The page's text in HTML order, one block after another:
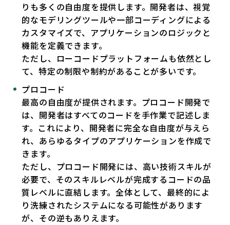
りも多くの自由度を提供します。開発者は、視覚
的なモデリングツールや一部コーディングによる
カスタマイズで、アプリケーションのロジックと
機能を定義できます。
ただし、ローコードプラットフォームも依然とし
て、特定の制限や制約があることが多いです。
プロコード
最高の自由度が提供されます。プロコード開発で
は、開発者はすべてのコードを手作業で記述しま
す。これにより、開発者に完全な自由度が与えら
れ、あらゆるタイプのアプリケーションを作成で
きます。
ただし、プロコード開発には、高い技術スキルが
必要で、そのスキルレベルが完成するコードの品
質レベルに直結します。全体として、最終的によ
り洗練されたシステムになる可能性があります
が、その逆もありえます。